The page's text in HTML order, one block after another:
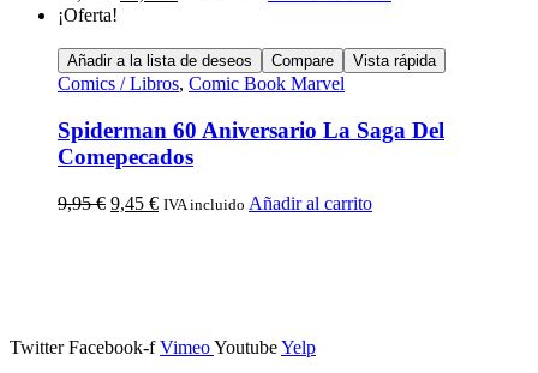
¡Oferta!
Añadir a la lista de deseos Compare Vista rápida
Comics / Libros, Comic Book Marvel
Spiderman 60 Aniversario La Saga Del
Comepecados
9,95€ 9,45 € IVA incluido Añadir al carrito
Twitter Facebook-f VimeoYoutubeYelp